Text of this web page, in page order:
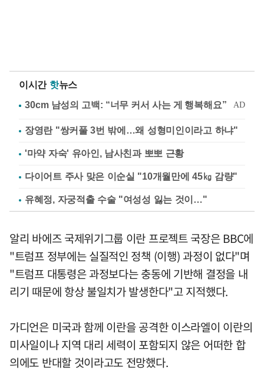
이시간 핫뉴스
장영란 "쌍커풀 3번 밖에…왜 성형미인이라고 하냐"
'마약 자숙' 유아인, 남사친과 뽀뽀 근황
다이어트 주사 맞은 이순실 "10개월만에 45㎏ 감량"
유혜정, 자궁적출 수술 "여성성 잃는 것이…"
알리 바에즈 국제위기그룹 이란 프로젝트 국장은 BBC에
"트럼프 정부에는 실질적인 정책 (이행) 과정이 없다"며
"트럼프 대통령은 과정보다는 충동에 기반해 결정을 내
리기 때문에 항상 불일치가 발생한다"고 지적했다.
가디언은 미국과 함께 이란을 공격한 이스라엘이 이란의
미사일이나 지역 대리 세력이 포함되지 않은 어떠한 합
의에도 반대할 것이라고도 전망했다.